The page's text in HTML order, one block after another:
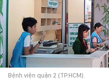
Bệnh viện quận 2 (TP.HCM).